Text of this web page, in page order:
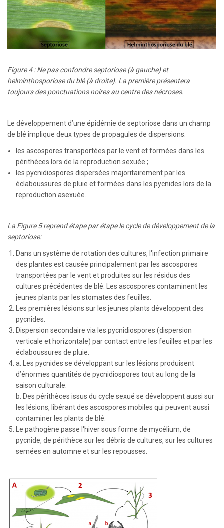
Figure 4 : Ne pas confondre septoriose (à gauche) et
helminthosporiose du blé (à droite). La première présentera
toujours des ponctuations noires au centre des nécroses.
Le développement d’une épidémie de septoriose dans un champ
de blé implique deux types de propagules de dispersions:
les ascospores transportées par le vent et formées dans les
périthèces lors de la reproduction sexuée ;
les pycnidiospores dispersées majoritairement par les
éclaboussures de pluie et formées dans les pycnides lors de la
reproduction asexuée.
La Figure 5 reprend étape par étape le cycle de développement de la
septoriose:
Dans un système de rotation des cultures, l'infection primaire
des plantes est causée principalement par les ascospores
transportées par le vent et produites sur les résidus des
cultures précédentes de blé. Les ascospores contaminent les
jeunes plants par les stomates des feuilles.
Les premières lésions sur les jeunes plants développent des
pycnides.
Dispersion secondaire via les pycnidiospores (dispersion
verticale et horizontale) par contact entre les feuilles et par les
éclaboussures de pluie.
a. Les pycnides se développant sur les lésions produisent
d’énormes quantités de pycnidiospores tout au long de la
saison culturale.
b. Des périthèces issus du cycle sexué se développent aussi sur
les lésions, libérant des ascospores mobiles qui peuvent aussi
contaminer les plants de blé.
Le pathogène passe l'hiver sous forme de mycélium, de
pycnide, de périthèce sur les débris de cultures, sur les cultures
semées en automne et sur les repousses.